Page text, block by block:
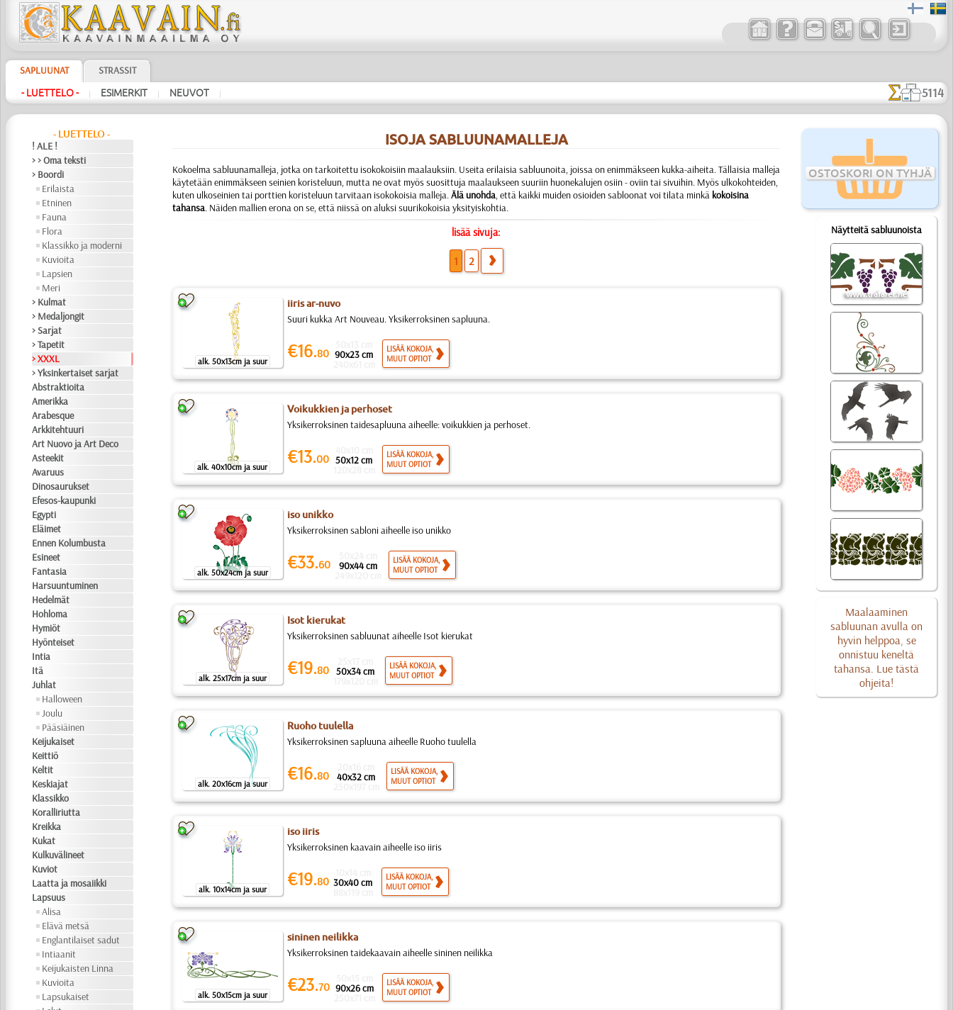
SAPLUUNAT STRASSIT
- LUETTELO - | ESIMERKIT | NEUVOT | 5114
- LUETTELO -
! ALE !
> > Oma teksti
> Boordi
Erilaista
Etninen
Fauna
Flora
Klassikko ja moderni
Kuvioita
Lapsien
Meri
> Kulmat
> Medaljongit
> Sarjat
> Tapetit
> XXXL
> Yksinkertaiset sarjat
Abstraktioita
Amerikka
Arabesque
Arkkitehtuuri
Art Nuovo ja Art Deco
Asteekit
Avaruus
Dinosaurukset
Efesos-kaupunki
Egypti
Eläimet
Ennen Kolumbusta
Esineet
Fantasia
Harsuuntuminen
Hedelmät
Hohloma
Hymiöt
Hyönteiset
Intia
Itä
Juhlat
Halloween
Joulu
Pääsiäinen
Keijukaiset
Keittiö
Keltit
Keskiajat
Klassikko
Koralliriutta
Kreikka
Kukat
Kulkuvälineet
Kuviot
Laatta ja mosaiikki
Lapsuus
Alisa
Elävä metsä
Englantilaiset sadut
Intiaanit
Keijukaisten Linna
Kuvioita
Lapsukaiset
OSTOSKORI ON TYHJÄ
Näytteitä sabluunoista
Maalaaminen
sabluunan avulla on
hyvin helppoa, se
onnistuu keneltä
tahansa. Lue tästä
ohjeita!
ISOJA SABLUUNAMALLEJA
Kokoelma sabluunamalleja, jotka on tarkoitettu isokokoisiin maalauksiin. Useita erilaisia sabluunoita, joissa on enimmäkseen kukka-aiheita.Tällaisia malleja
käytetään enimmäkseen seinien koristeluun, mutta ne ovat myös suosittuja maalaukseen suuriin huonekalujen osiin - oviin tai sivuihin. Myös ulkokohteiden,
kuten ulkoseinien tai porttien koristeluun tarvitaan isokokoisia malleja.Älä unohda, että kaikki muiden osioiden sabloonat voi tilata minkä kokoisina
tahansa. Näiden mallien erona on se, että niissä on aluksi suurikokoisia yksityiskohtia.
lisää sivuja:
1 2
alk. 50x13cm ja suur
iiris ar-nuvo
Suuri kukka Art Nouveau. Yksikerroksinen sapluuna.
€16.80 90x23 cm
LISÄÄ KOKOJA,
MUUT OPTIOT
alk. 40x10cm ja suur
Voikukkien ja perhoset
Yksikerroksinen taidesapluuna aiheelle: voikukkien ja perhoset.
€13.00 50x12 cm
LISÄÄ KOKOJA,
MUUT OPTIOT
alk. 50x24cm ja suur
iso unikko
Yksikerroksinen sabloni aiheelle iso unikko
€33.60 90x44 cm
LISÄÄ KOKOJA,
MUUT OPTIOT
alk. 25x17cm ja suur
Isot kierukat
Yksikerroksinen sabluunat aiheelle Isot kierukat
€19.80 50x34 cm
LISÄÄ KOKOJA,
MUUT OPTIOT
alk. 20x16cm ja suur
Ruoho tuulella
Yksikerroksinen sapluuna aiheelle Ruoho tuulella
€16.80 40x32 cm
LISÄÄ KOKOJA,
MUUT OPTIOT
alk. 10x14cm ja suur
iso iiris
Yksikerroksinen kaavain aiheelle iso iiris
€19.80 30x40 cm
LISÄÄ KOKOJA,
MUUT OPTIOT
alk. 50x15cm ja suur
sininen neilikka
Yksikerroksinen taidekaavain aiheelle sininen neilikka
€23.70 90x26 cm
LISÄÄ KOKOJA,
MUUT OPTIOT